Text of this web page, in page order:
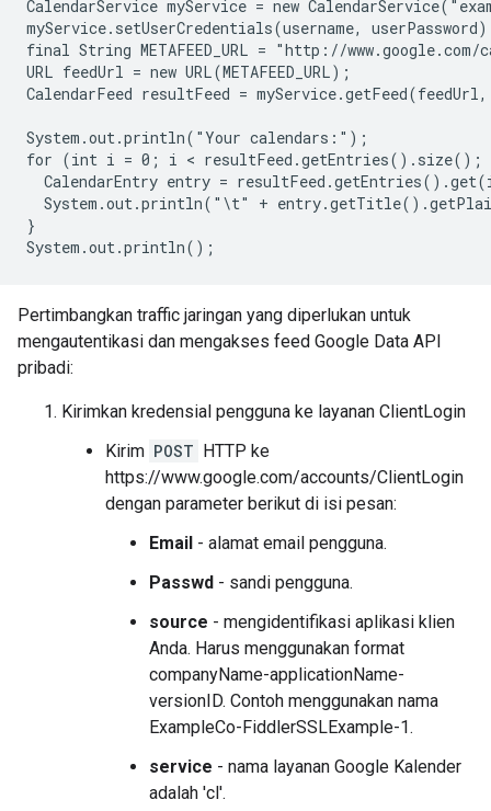
CalendarService myService = new
myService.setUserCredentials(username,
final String METAFEED_URL = "http://
URL feedUrl = new URL(METAFEED_URL);
CalendarFeed resultFeed =
System.out.println("Your calendars:");
for (int i = 0; i <
CalendarEntry entry =
System.out.println("\t" +
}
Pertimbangkan traffic jaringan yang diperlukan untuk
mengautentikasi dan mengakses feed Google Data API
pribadi:
Kirimkan kredensial pengguna ke layanan ClientLogin
Kirim POST
HTTP ke
https://www.google.com/accounts/ClientLogin
dengan parameter berikut di isi pesan:
Email - alamat email pengguna.
Passwd - sandi pengguna.
source - mengidentifikasi aplikasi klien
Anda. Harus menggunakan format
companyName-applicationName-
versionID. Contoh menggunakan nama
ExampleCo-FiddlerSSLExample-1.
service - nama layanan Google Kalender
adalah 'cl'.